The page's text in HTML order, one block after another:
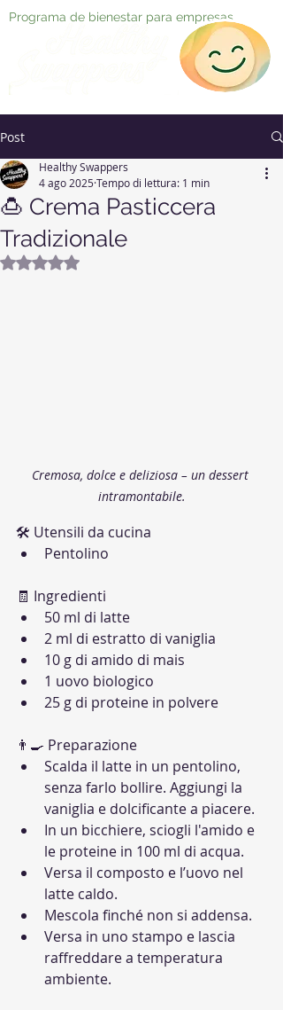
Programa de bienestar para empresas
Post
🍮 Crema Pasticcera
Tradizionale
Healthy Swappers
4 ago 2025Tempo di lettura: 1 min
Valutazione NaN stelle su 5.
Cremosa, dolce e deliziosa – un dessert
intramontabile.
🛠 Utensili da cucina
Pentolino
🧾 Ingredienti
50 ml di latte
2 ml di estratto di vaniglia
10 g di amido di mais
1 uovo biologico
25 g di proteine in polvere
👨‍🍳 Preparazione
Scalda il latte in un pentolino,
senza farlo bollire. Aggiungi la
vaniglia e dolcificante a piacere.
In un bicchiere, sciogli l'amido e
le proteine in 100 ml di acqua.
Versa il composto e l’uovo nel
latte caldo.
Mescola finché non si addensa.
Versa in uno stampo e lascia
raffreddare a temperatura
ambiente.